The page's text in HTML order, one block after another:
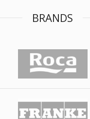
BRANDS